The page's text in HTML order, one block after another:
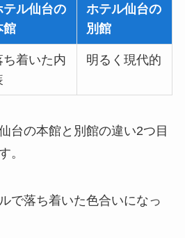
テル仙台の
館
ホテル仙台の
別館
ち着いた内
明るく現代的
台の本館と別館の違い2つ目
。
で落ち着いた色合いになっ